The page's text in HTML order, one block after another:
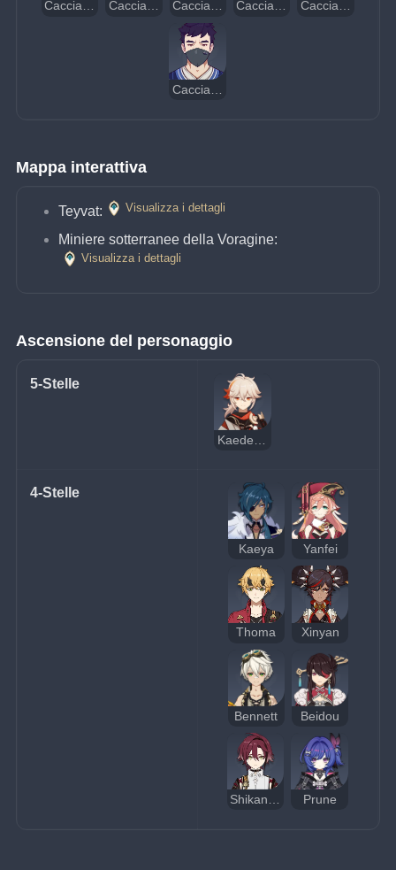
Cacciatore di tesori tuttofare Cacciatore di tesori cecchino Cacciatore di tesori becchino Cacciatore di tesori marinaio Cacciatore di tesori pugile
Mappa interattiva
Teyvat: Visualizza i dettagli
Miniere sotterranee della Voragine:
Visualizza i dettagli
Ascensione del personaggio
5-Stelle
4-Stelle
Kaeya Yanfei
Thoma Xinyan
Bennett Beidou
Prune